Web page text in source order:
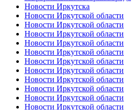
Новости Иркутска
Новости Иркутской области
Новости Иркутской области
Новости Иркутской области
Новости Иркутской области
Новости Иркутской области
Новости Иркутской области
Новости Иркутской области
Новости Иркутской области
Новости Иркутской области
Новости Иркутской области
Новости Иркутской области